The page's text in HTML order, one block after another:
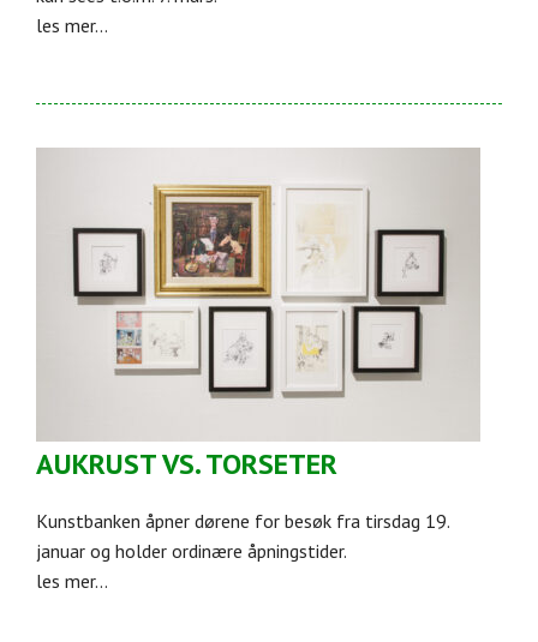
les mer...
AUKRUST VS. TORSETER
Kunstbanken åpner dørene for besøk fra tirsdag 19.
januar og holder ordinære åpningstider.
les mer...